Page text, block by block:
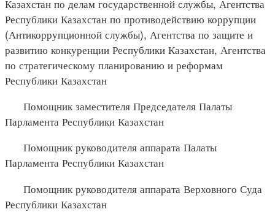
Казахстан по делам государственной службы, Агентства
Республики Казахстан по противодействию коррупции
(Антикоррупционной службы), Агентства по защите и
развитию конкуренции Республики Казахстан, Агентства
по стратегическому планированию и реформам
Республики Казахстан
Помощник заместителя Председателя Палаты
Парламента Республики Казахстан
Помощник руководителя аппарата Палаты
Парламента Республики Казахстан
Помощник руководителя аппарата Верховного Суда
Республики Казахстан